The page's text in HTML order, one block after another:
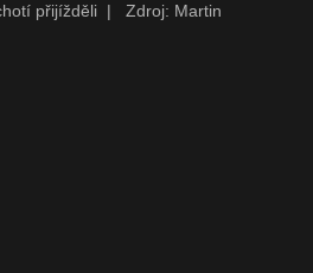
přijížděli |
Zdroj: Martin